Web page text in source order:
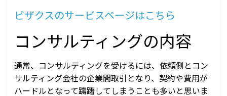
ビザクスのサービスページはこちら
コンサルティングの内容
通常、コンサルティングを受けるには、依頼側とコン
サルティング会社の企業間取引となり、契約や費用が
ハードルとなって躊躇してしまうことも多いと思いま